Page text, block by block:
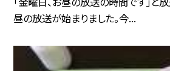
昼の放送が始まりました。今...